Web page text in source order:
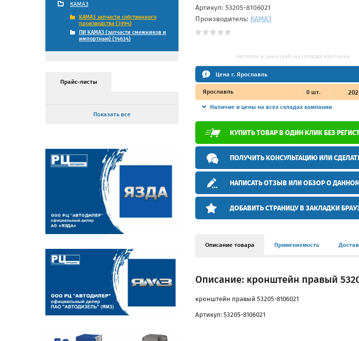
КАМАЗ
КАМАЗ запчасти собственного
производства (3994)
ПИ КАМАЗ (запчасти смежников и
импортные) (14634)
Прайс-листы
Показать все
Артикул: 53205-8106021
Производитель: КАМАЗ
Наличие и цена (руб) на складах компании
Цена г. Ярославль
Ярославль 0шт.
Наличие и цены на всех складах компании
КУПИТЬ ТОВАР В ОДИН КЛИК БЕЗ
ПОЛУЧИТЬ КОНСУЛЬТАЦИЮ ИЛИ
НАПИСАТЬ ОТЗЫВ ИЛИ ОБЗОР О
ДОБАВИТЬ СТРАНИЦУ В ЗАКЛАДКИ
Описание товара Применяемость
Описание: кронштейн правый
кронштейн правый 53205-8106021
Артикул: 53205-8106021